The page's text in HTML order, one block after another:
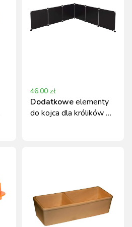
46.00 zł
Dodatkoweelementy
do kojca dla królików 6